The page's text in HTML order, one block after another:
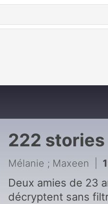
222 stories
Mélanie ; Maxeen 19
Deux amies de 23
décryptent sans